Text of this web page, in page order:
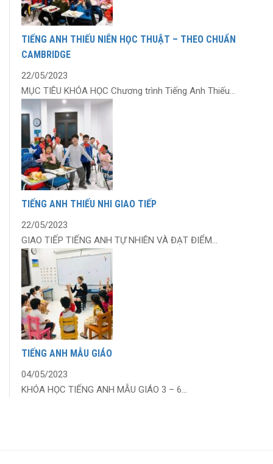
TIẾNG ANH THIẾU NIÊN HỌC THUẬT – THEO CHUẨN
CAMBRIDGE
22/05/2023
MỤC TIÊU KHÓA HỌC Chương trình Tiếng Anh Thiếu...
TIẾNG ANH THIẾU NHI GIAO TIẾP
22/05/2023
GIAO TIẾP TIẾNG ANH TỰ NHIÊN VÀ ĐẠT ĐIỂM...
TIẾNG ANH MẪU GIÁO
04/05/2023
KHÓA HỌC TIẾNG ANH MẪU GIÁO 3 – 6...